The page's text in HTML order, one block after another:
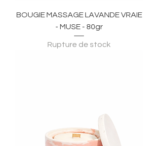
BOUGIE MASSAGE LAVANDE VRAIE
- MUSE - 80gr
Rupture de stock